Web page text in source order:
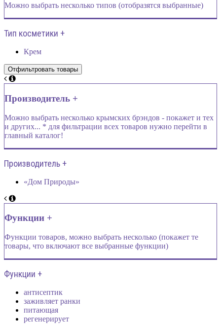
Можно выбрать несколько типов (отобразятся выбранные)
Тип косметики +
Крем
Производитель +
Можно выбрать несколько крымских брэндов - покажет и тех
и других... * для фильтрации всех товаров нужно перейти в
главный каталог!
Производитель +
«Дом Природы»
Функции +
Функции товаров, можно выбрать несколько (покажет те
товары, что включают все выбранные функции)
Функции +
антисептик
заживляет ранки
питающая
регенерирует